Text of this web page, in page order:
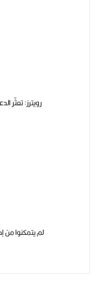
رويترز: تعثّر
لم يتمكنوا من